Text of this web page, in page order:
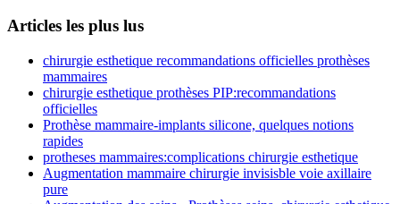
Articles les plus lus
chirurgie esthetique recommandations officielles prothèses
mammaires
chirurgie esthetique prothèses PIP:recommandations
officielles
Prothèse mammaire-implants silicone, quelques notions
rapides
protheses mammaires:complications chirurgie esthetique
Augmentation mammaire chirurgie invisisble voie axillaire
pure